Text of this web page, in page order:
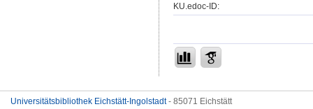
KU.edoc-ID:
Universitätsbibliothek Eichstätt-Ingolstadt- 85071 Eichstätt